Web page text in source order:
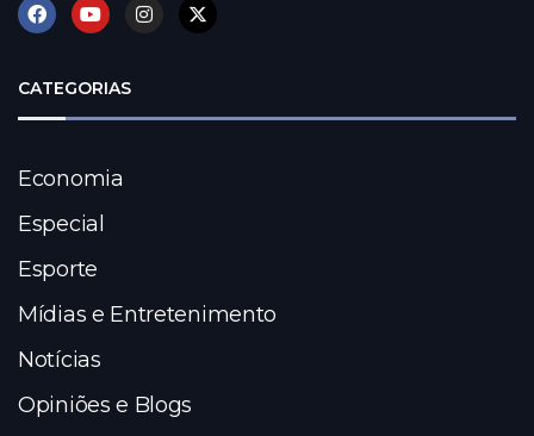
CATEGORIAS
Economia
Especial
Esporte
Mídias e Entretenimento
Notícias
Opiniões e Blogs